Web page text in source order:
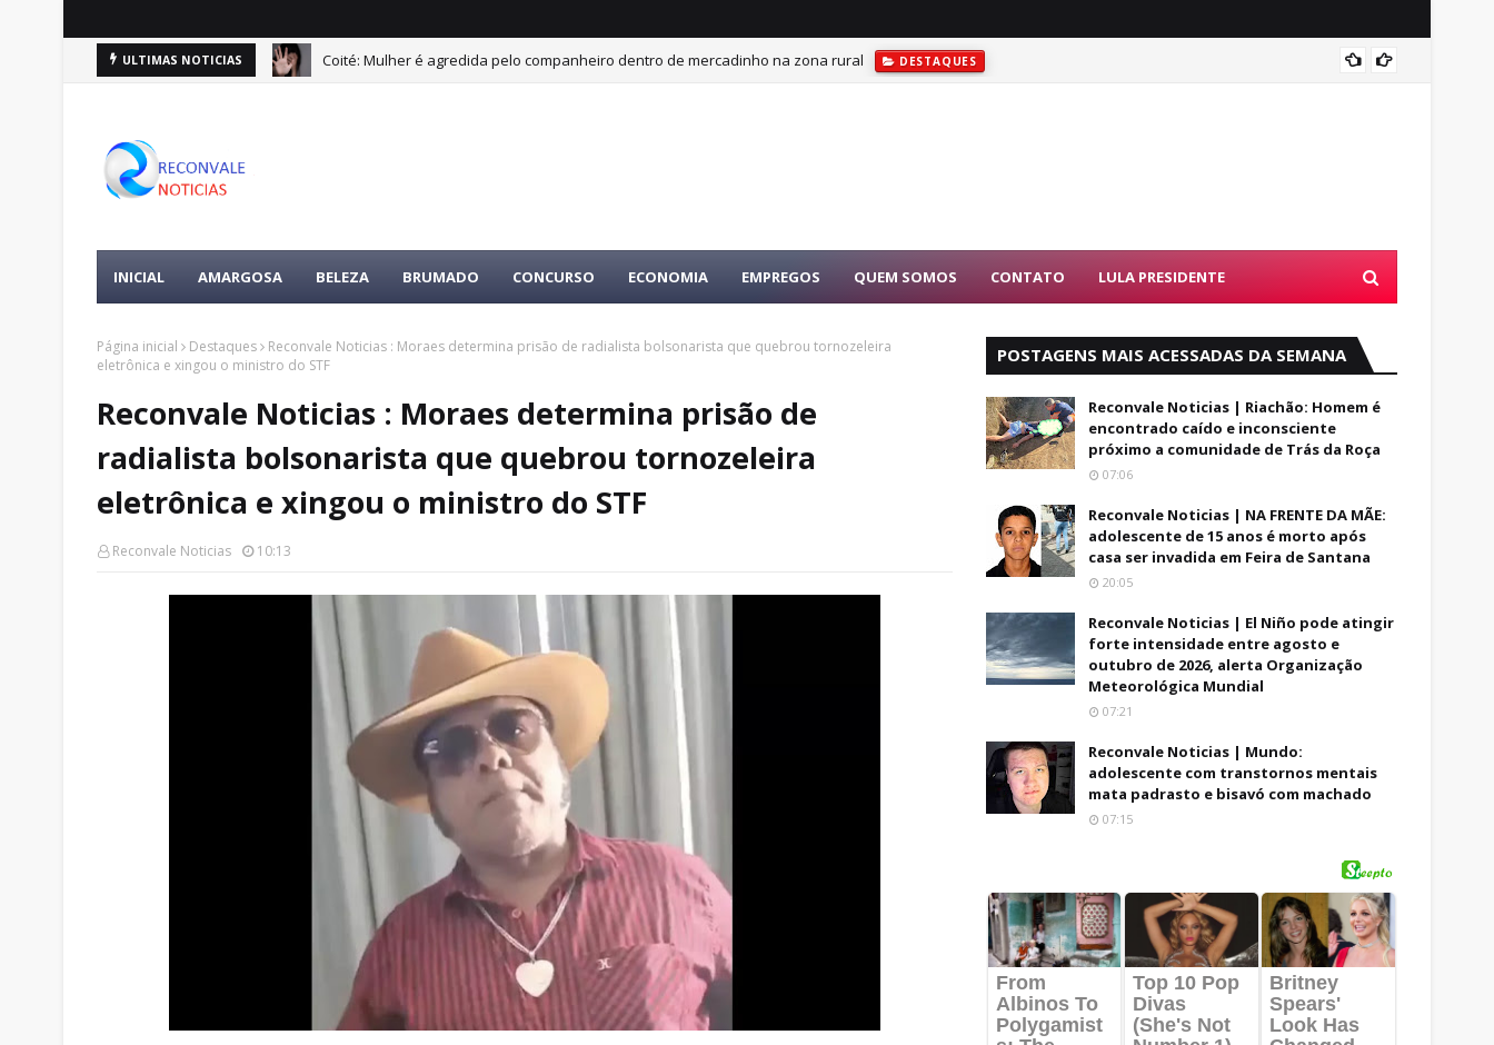
ULTIMAS NOTICIAS Coité: Mulher é agredida pelo companheiro dentro de mercadinho na zona rural DESTAQUES
INICIAL AMARGOSA BELEZA BRUMADO CONCURSO ECONOMIA EMPREGOS QUEM SOMOS CONTATO LULA PRESIDENTE
Página inicial Destaques
Reconvale Noticias : Moraes determina prisão de radialista bolsonarista que quebrou tornozeleira
eletrônica e xingou o ministro do STF
Reconvale Noticias : Moraes determina prisão de
radialista bolsonarista que quebrou tornozeleira
eletrônica e xingou o ministro do STF
Reconvale Noticias 10:13
POSTAGENS MAIS ACESSADAS DA SEMANA
Reconvale Noticias | Riachão: Homem é
encontrado caído e inconsciente
próximo a comunidade de Trás da Roça
07:06
Reconvale Noticias | NA FRENTE DA MÃE:
adolescente de 15 anos é morto após
casa ser invadida em Feira de Santana
20:05
Reconvale Noticias | El Niño pode atingir
forte intensidade entre agosto e
outubro de 2026, alerta Organização
Meteorológica Mundial
07:21
Reconvale Noticias | Mundo:
adolescente com transtornos mentais
mata padrasto e bisavó com machado
07:15